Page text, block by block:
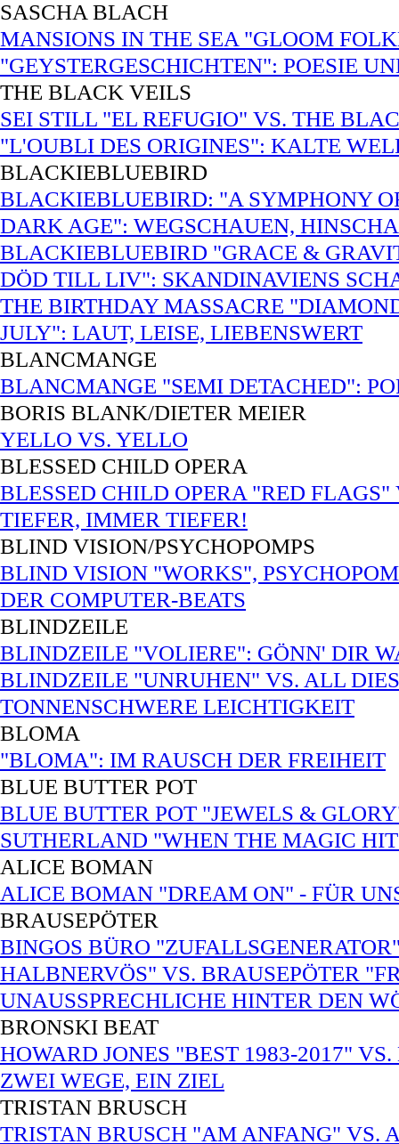
SASCHA BLACH
MANSIONS IN THE SEA "GLOOM
"GEYSTERGESCHICHTEN": POESIE
THE BLACK VEILS
SEI STILL "EL REFUGIO" VS. THE
"L'OUBLI DES ORIGINES": KALTE
BLACKIEBLUEBIRD
BLACKIEBLUEBIRD: "A SYMPHONY
DARK AGE": WEGSCHAUEN,
BLACKIEBLUEBIRD "GRACE &
DÖD TILL LIV": SKANDINAVIENS
THE BIRTHDAY MASSACRE
JULY": LAUT, LEISE, LIEBENSWERT
BLANCMANGE
BLANCMANGE "SEMI DETACHED":
BORIS BLANK/DIETER MEIER
YELLO VS. YELLO
BLESSED CHILD OPERA
BLESSED CHILD OPERA "RED
TIEFER, IMMER TIEFER!
BLIND VISION/PSYCHOPOMPS
BLIND VISION "WORKS",
DER COMPUTER-BEATS
BLINDZEILE
BLINDZEILE "VOLIERE": GÖNN' DIR
BLINDZEILE "UNRUHEN" VS. ALL
TONNENSCHWERE LEICHTIGKEIT
BLOMA
"BLOMA": IM RAUSCH DER FREIHEIT
BLUE BUTTER POT
BLUE BUTTER POT "JEWELS &
SUTHERLAND "WHEN THE MAGIC
ALICE BOMAN
ALICE BOMAN "DREAM ON" - FÜR
BRAUSEPÖTER
BINGOS BÜRO
HALBNERVÖS" VS. BRAUSEPÖTER
UNAUSSPRECHLICHE HINTER DEN
BRONSKI BEAT
HOWARD JONES "BEST 1983-2017"
ZWEI WEGE, EIN ZIEL
TRISTAN BRUSCH
TRISTAN BRUSCH "AM ANFANG" VS.